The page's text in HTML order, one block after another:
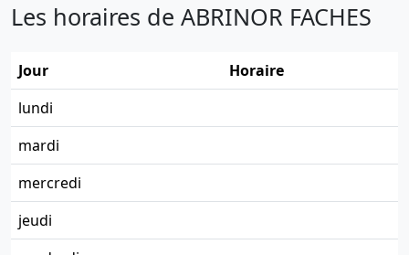
Les horaires de ABRINOR FACHES
Jour
Horaire
lundi
mardi
mercredi
jeudi